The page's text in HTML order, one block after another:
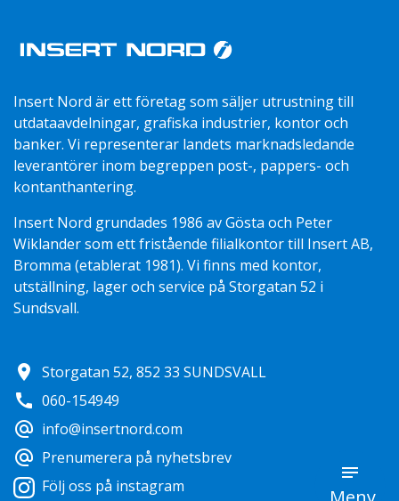
Insert Nord är ett företag som säljer utrustning till
utdataavdelningar, grafiska industrier, kontor och
banker. Vi representerar landets marknadsledande
leverantörer inom begreppen post-, pappers- och
kontanthantering.
Insert Nord grundades 1986 av Gösta och Peter
Wiklander som ett fristående filialkontor till Insert AB,
Bromma (etablerat 1981). Vi finns med kontor,
utställning, lager och service på Storgatan 52 i
Sundsvall.
location_on Storgatan 52, 852 33 SUNDSVALL
call 060-154949
alternate_email info@insertnord.com
alternate_email Prenumerera på nyhetsbrev
Följ oss på instagram